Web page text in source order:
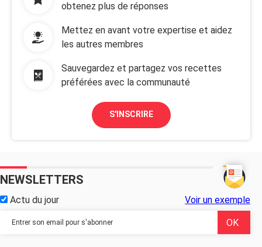
obtenez plus de réponses
Mettez en avant votre expertise et aidez
les autres membres
Sauvegardez et partagez vos recettes
préférées avec la communauté
S'INSCRIRE
NEWSLETTERS
Actu du jour Voir un exemple